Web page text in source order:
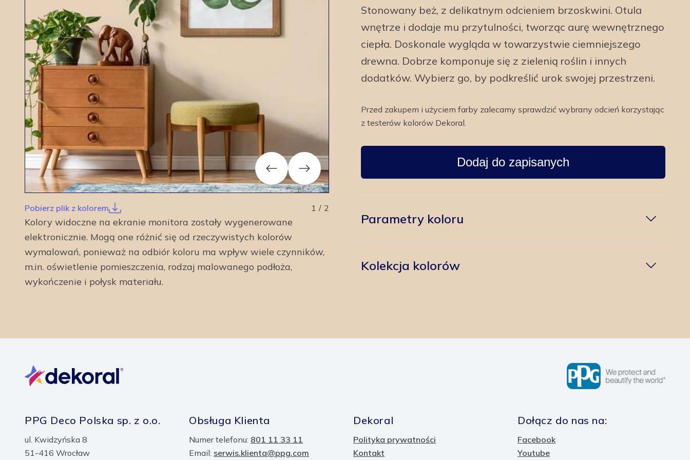
Previous Next
Pobierz plik z kolorem 1 / 2
Kolory widoczne na ekranie monitora zostały wygenerowane
elektronicznie. Mogą one różnić się od rzeczywistych kolorów
wymalowań, ponieważ na odbiór koloru ma wpływ wiele czynników,
m.in. oświetlenie pomieszczenia, rodzaj malowanego podłoża,
wykończenie i połysk materiału.
Stonowany beż, z delikatnym odcieniem brzoskwini. Otula
wnętrze i dodaje mu przytulności, tworząc aurę wewnętrznego
ciepła. Doskonale wygląda w towarzystwie ciemniejszego
drewna. Dobrze komponuje się z zielenią roślin i innych
dodatków. Wybierz go, by podkreślić urok swojej przestrzeni.
Przed zakupem i użyciem farby zalecamy sprawdzić wybrany odcień korzystając
z testerów kolorów Dekoral.
Dodaj do zapisanych
Parametry koloru
Kolekcja kolorów
PPG Deco Polska sp. z o.o.
ul. Kwidzyńska 8
51-416 Wrocław
Obsługa Klienta
Numer telefonu: 801 11 33 11
Email: serwis.klienta@ppg.com
Dekoral
Polityka prywatności
Kontakt
Dołącz do nas na:
Facebook
Youtube